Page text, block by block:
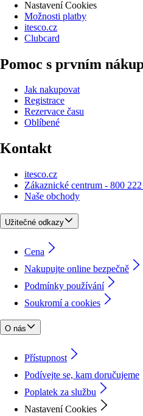
Nastavení Cookies
Možnosti platby
itesco.cz
Clubcard
Pomoc s prvním
Jak nakupovat
Registrace
Rezervace času
Oblíbené
Kontakt
itesco.cz
Zákaznické centrum - 800
Naše obchody
Užitečné odkazy
Cena
Nakupujte online bezpečně
Podmínky používání
Soukromí a cookies
O nás
Přístupnost
Podívejte se, kam doručujeme
Poplatek za službu
Nastavení Cookies